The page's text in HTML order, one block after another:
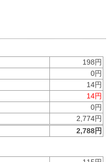
198円
0円
14円
14円
0円
2,774円
2,788円